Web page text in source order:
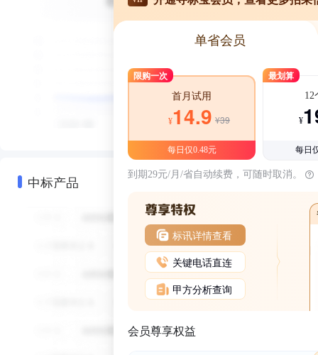
中标产品
单省会员
限购一次
首月试用
¥14.9 ¥39
每日仅0.48元
最划算
12
¥
每日
到期29元/月/省自动续费，可随时取消。
标讯详情查看
关键电话直连
甲方分析查询
会员尊享权益